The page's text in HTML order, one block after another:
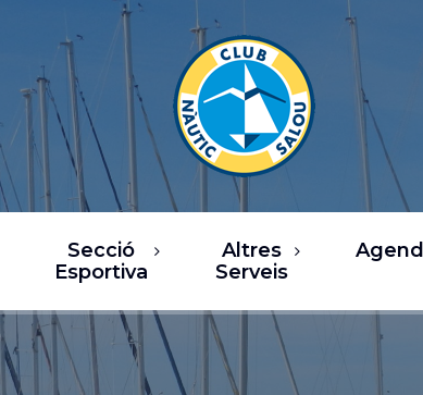
Secció
Esportiva
de Vela
Altres
Serveis
Restaurants
Oci / Comerç